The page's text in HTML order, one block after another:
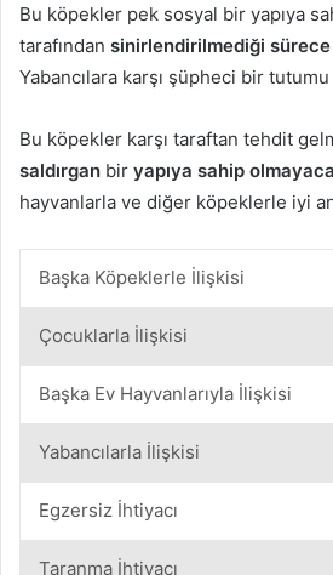
Bu köpekler pek sosyal bir yapıya
tarafından sinirlendirilmediği sürece
Yabancılara karşı şüpheci bir
Bu köpekler karşı taraftan tehdit
saldırgan bir yapıya sahip
hayvanlarla ve diğer köpeklerle iyi
Başka Köpeklerle İlişkisi
Çocuklarla İlişkisi
Başka Ev Hayvanlarıyla İlişkisi
Yabancılarla İlişkisi
Egzersiz İhtiyacı
Taranma İhtiyacı